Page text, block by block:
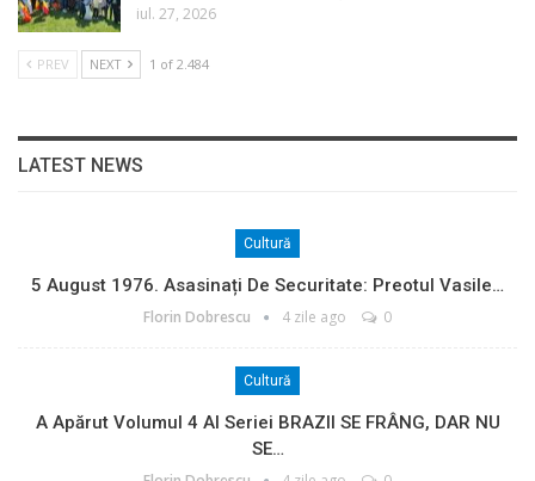
iul. 27, 2026
PREV NEXT 1 of 2.484
LATEST NEWS
Cultură
5 August 1976. Asasinați De Securitate: Preotul Vasile…
Florin Dobrescu 4 zile ago 0
Cultură
A Apărut Volumul 4 Al Seriei BRAZII SE FRÂNG, DAR NU
SE…